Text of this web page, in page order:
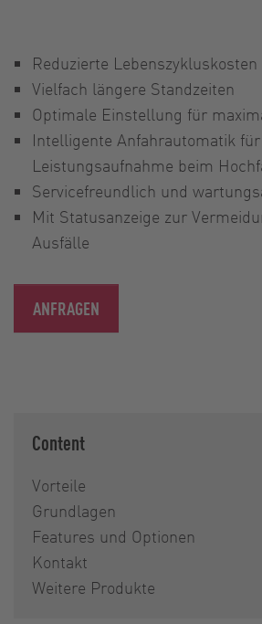
Reduzierte Lebenszykluskosten
Vielfach längere Standzeiten
Optimale Einstellung für
Intelligente Anfahrautomatik
Leistungsaufnahme beim
Servicefreundlich und
Mit Statusanzeige zur
Ausfälle
ANFRAGEN
Content
Vorteile
Grundlagen
Features und Optionen
Kontakt
Weitere Produkte